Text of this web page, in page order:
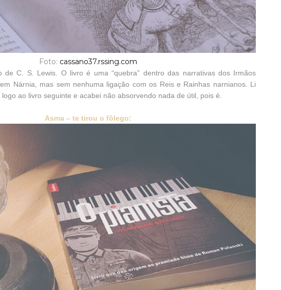
Foto: cassano37.rssing.com
de C. S. Lewis. O livro é uma “quebra” dentro das narrativas dos Irmãos
Nárnia, mas sem nenhuma ligação com os Reis e Rainhas narnianos. Li
ao livro seguinte e acabei não absorvendo nada de útil, pois é.
Asma – te tirou o fôlego: